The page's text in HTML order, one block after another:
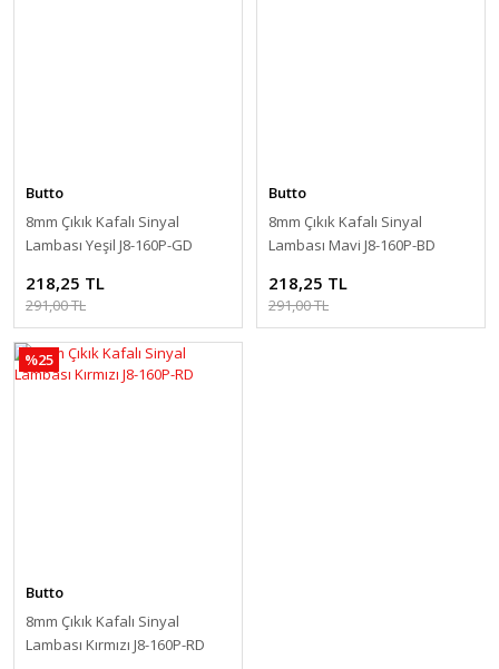
Butto
8mm Çıkık Kafalı Sinyal
Lambası Yeşil J8-160P-GD
218,25 TL
291,00 TL
Butto
8mm Çıkık Kafalı Sinyal
Lambası Mavi J8-160P-BD
218,25 TL
291,00 TL
%25
Butto
8mm Çıkık Kafalı Sinyal
Lambası Kırmızı J8-160P-RD